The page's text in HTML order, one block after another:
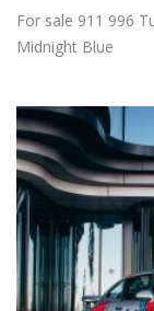
For sale 911 996
Midnight Blue